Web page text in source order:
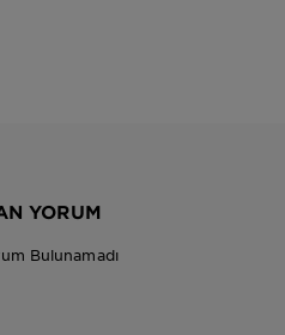
YORUM
Bulunamadı